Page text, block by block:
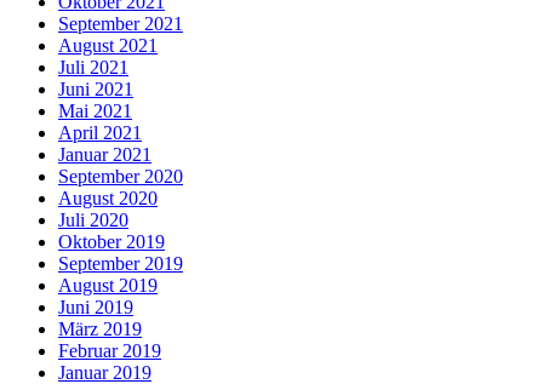
September 2021
August 2021
Juli 2021
Juni 2021
Mai 2021
April 2021
Januar 2021
September 2020
August 2020
Juli 2020
Oktober 2019
September 2019
August 2019
Juni 2019
März 2019
Februar 2019
Januar 2019